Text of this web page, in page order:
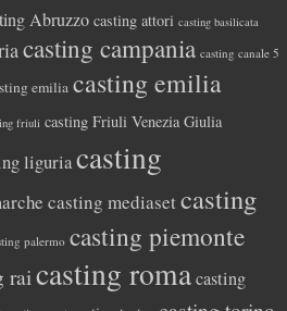
Abruzzo casting attori casting basilicata
casting campania casting canale 5
emilia casting emilia
friuli casting Friuli Venezia Giulia
liguriacasting
casting mediasetcasting
palermo casting piemonte
raicasting roma casting